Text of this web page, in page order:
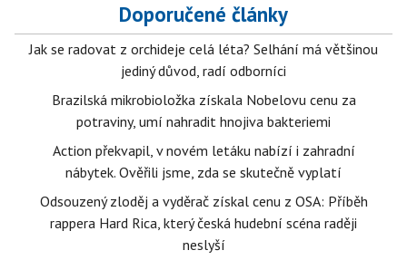
Doporučené články
Jak se radovat z orchideje celá léta? Selhání má většinou
jediný důvod, radí odborníci
Brazilská mikrobioložka získala Nobelovu cenu za
potraviny, umí nahradit hnojiva bakteriemi
Action překvapil, v novém letáku nabízí i zahradní
nábytek. Ověřili jsme, zda se skutečně vyplatí
Odsouzený zloděj a vyděrač získal cenu z OSA: Příběh
rappera Hard Rica, který česká hudební scéna raději
neslyší